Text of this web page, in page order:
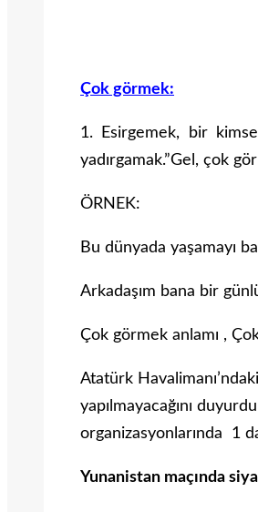
Çok görmek:
1. Esirgemek, bir
yadırgamak.”Gel, çok
ÖRNEK:
Bu dünyada yaşamayı
Arkadaşım bana bir
Çok görmek anlamı ,
Atatürk
yapılmayacağını
organizasyonlarında 1
Yunanistan maçında